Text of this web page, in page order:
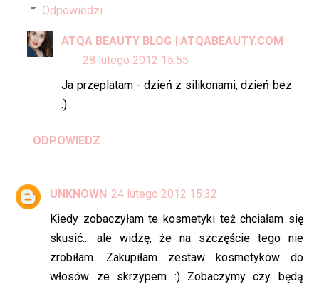
Odpowiedzi
ATQA BEAUTY BLOG | ATQABEAUTY.COM
28 lutego 2012 15:55
Ja przeplatam - dzień z silikonami, dzień bez
:)
ODPOWIEDZ
UNKNOWN 24 lutego 2012 15:32
Kiedy zobaczyłam te kosmetyki też chciałam się
skusić... ale widzę, że na szczęście tego nie
zrobiłam. Zakupiłam zestaw kosmetyków do
włosów ze skrzypem :) Zobaczymy czy będą